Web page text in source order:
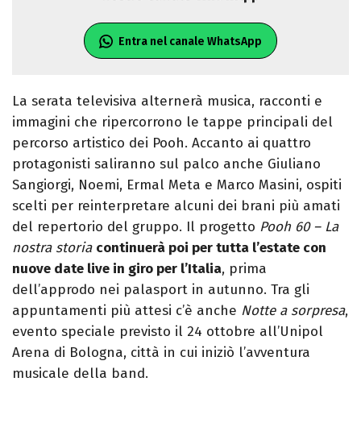
Entra nel canale WhatsApp
La serata televisiva alternerà musica, racconti e
immagini che ripercorrono le tappe principali del
percorso artistico dei Pooh. Accanto ai quattro
protagonisti saliranno sul palco anche Giuliano
Sangiorgi, Noemi, Ermal Meta e Marco Masini, ospiti
scelti per reinterpretare alcuni dei brani più amati
del repertorio del gruppo. Il progetto Pooh 60 – La
nostra storia continuerà poi per tutta l’estate con
nuove date live in giro per l’Italia, prima
dell’approdo nei palasport in autunno. Tra gli
appuntamenti più attesi c’è anche Notte a sorpresa,
evento speciale previsto il 24 ottobre all’Unipol
Arena di Bologna, città in cui iniziò l’avventura
musicale della band.